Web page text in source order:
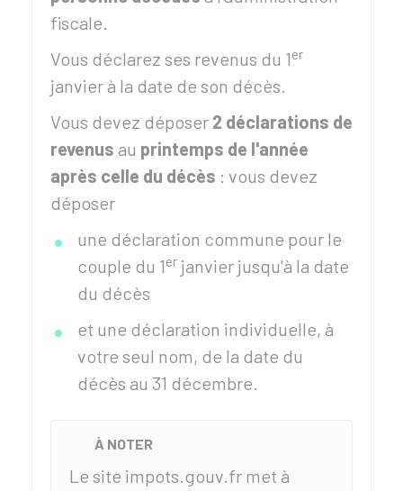
fiscale.
Vous déclarez ses revenus du 1er
janvier à la date de son décès.
Vous devez déposer 2 déclarations de
revenus au printemps de l'année
après celle du décès : vous devez
déposer
une déclaration commune pour le
couple du 1er janvier jusqu'à la date
du décès
et une déclaration individuelle, à
votre seul nom, de la date du
décès au 31 décembre.
À NOTER
Le site impots.gouv.fr met à